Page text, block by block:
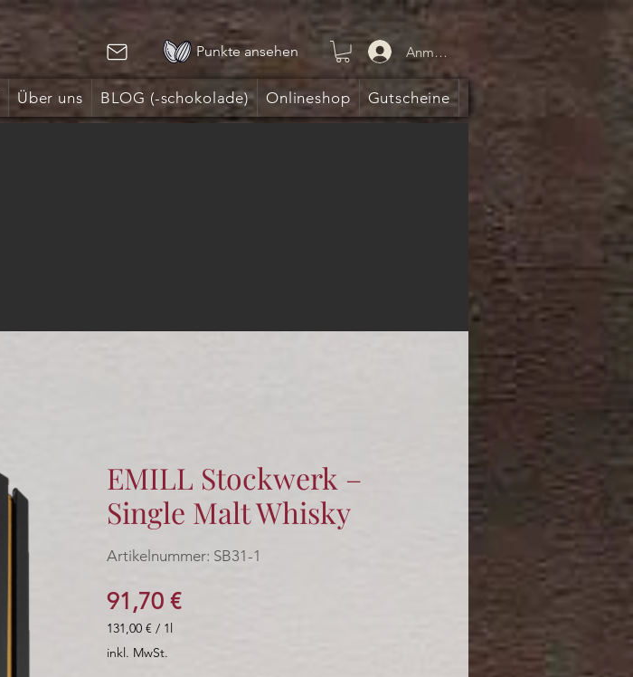
Punkte ansehen Anmelden
Über uns BLOG (-schokolade) Onlineshop Gutscheine
EMILL Stockwerk –
Single Malt Whisky
Artikelnummer: SB31-1
91,70 €Preis
131,00 € / 1l
131,00 €
pro
inkl. MwSt.